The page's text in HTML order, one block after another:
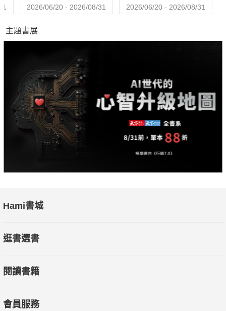
在地堡，最大的禁忌，最嚴重的犯罪，就是當眾說出「我想
始瘋狂嘔吐，十秒鐘，肺開始融化……在頂樓牆上的巨大顯示
幕，你可以看到外面的山丘上遍布屍體，那麼，為什麼每隔一段
時間還是會有人想「出去」……？
有一天，又有一個人「出去」了，而那個人，竟然是地堡的
保安官。一個執行法律的最高官員為什麼會觸犯地堡最嚴重的
地堡的領袖是一位七十歲的老太太，深受愛戴。她很想知
們？她不忍心看到山丘上那越來越多的屍體。而現在，就連她最
物……她叫茱麗葉。
2026/06/20 - 2026/08/31 2026/06/20 - 2026/08/31
主題書展
Hami書城
逛書選書
閱讀書籍
會員服務